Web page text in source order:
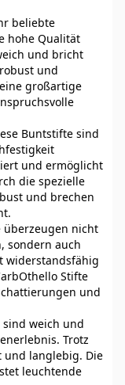
beliebte
hohe Qualität
und bricht
und
großartige
Buntstifte sind
und ermöglicht
die spezielle
und brechen
überzeugen nicht
sondern auch
widerstandsfähig
Stifte
und
sind weich und
Trotz
und langlebig. Die
leuchtende